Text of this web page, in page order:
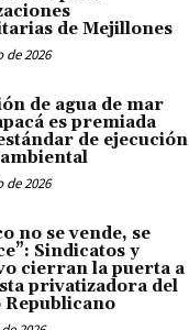
de Mejillones
de 2026
de agua de mar
es premiada
de ejecución
de 2026
no se vende, se
Sindicatos y
cierran la puerta a
privatizadora del